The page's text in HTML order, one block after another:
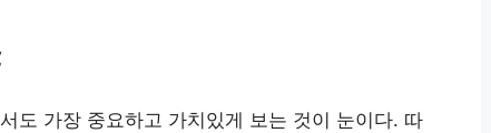
도 가장 중요하고 가치있게 보는 것이 눈이다. 따